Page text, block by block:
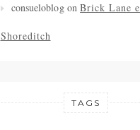
consueloblogonBrick Lane e
Shoreditch
TAGS